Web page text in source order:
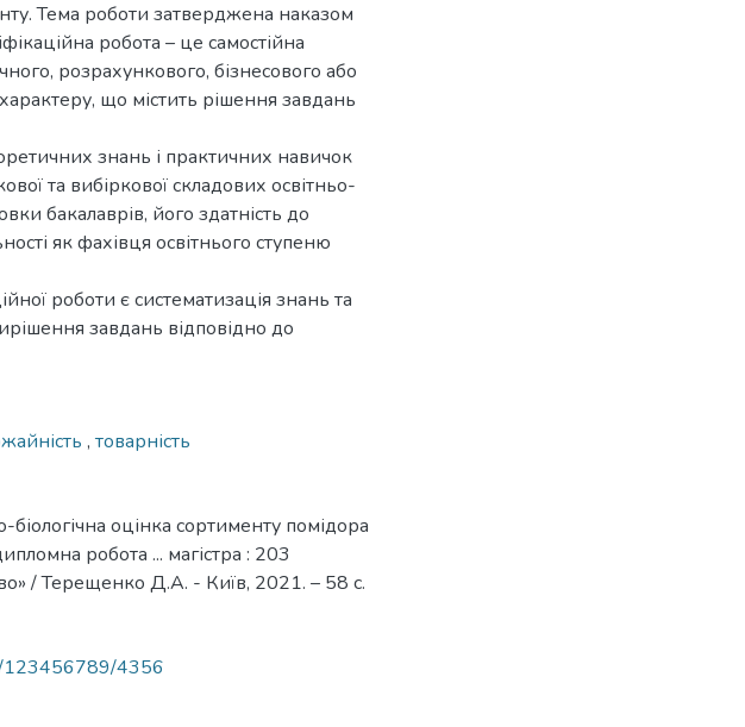
Тема роботи затверджена наказом
робота – це самостійна
розрахункового, бізнесового або
що містить рішення завдань
знань і практичних навичок
та вибіркової складових освітньо-
бакалаврів, його здатність до
як фахівця освітнього ступеню
роботи є систематизація знань та
завдань відповідно до
, товарність
оцінка сортименту помідора
робота ... магістра : 203
/ Терещенко Д.А. - Київ, 2021. – 58 с.
123456789/4356